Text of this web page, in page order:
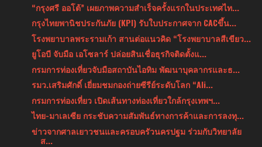
“กรุงศรี ออโต้” เผยภาพความสำเร็จครั้งแรกในประเทศไท...
กรุงไทยพานิชประกันภัย (KPI) รับใบประกาศจาก CACขึ้น...
โรงพยาบาลพระรามเก้า สานต่อแนวคิด “โรงพยาบาลสีเขียว...
ยูโอบี จับมือ เอโซลาร์ ปล่อยสินเชื่อธุรกิจติดตั้งแ...
กรมการท่องเที่ยวจับมือสถาบันไอทิม พัฒนาบุคลากรและธ...
รมว.เสริมศักดิ์ เยี่ยมชมกองถ่ายซีรีย์ระดับโลก “Ali...
กรมการท่องเที่ยว เปิดเส้นทางท่องเที่ยวใกล้กรุงเทพฯ...
ไทย-มาเลเซีย กระชับความสัมพันธ์ทางการค้าและการลงทุ...
ข่าวจากศาลเยาวชนและครอบครัวนครปฐม ร่วมกับวิทยาลัย
ส...